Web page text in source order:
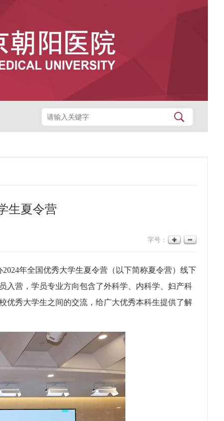
生夏令营
字号：
年全国优秀大学生夏令营（以下简称夏令营）线下
入营，学员专业方向包含了外科学、内科学、妇产科
优秀大学生之间的交流，给广大优秀本科生提供了解